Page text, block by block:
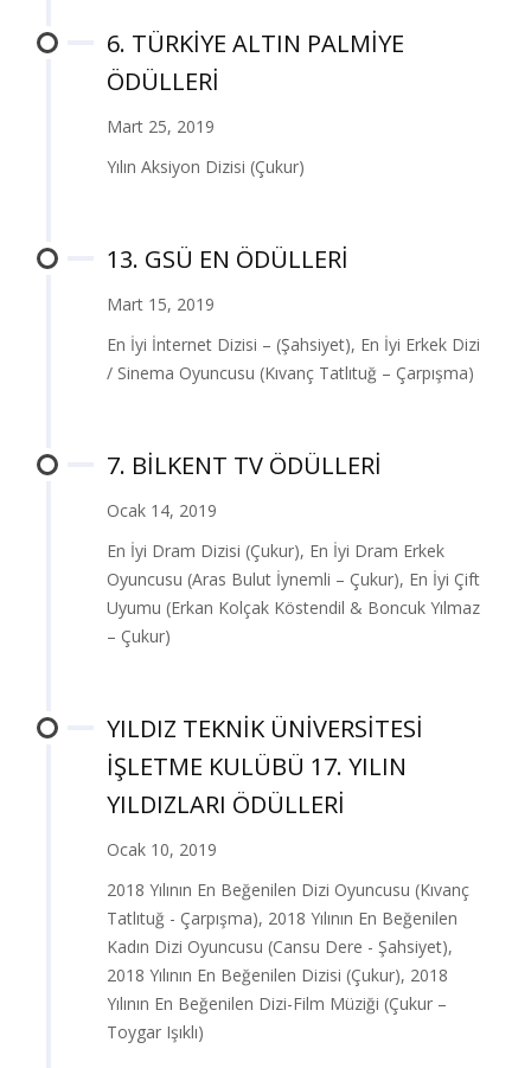
6. TÜRKİYE ALTIN PALMİYE
ÖDÜLLERİ
Mart 25, 2019
Yılın Aksiyon Dizisi (Çukur)
13. GSÜ EN ÖDÜLLERİ
Mart 15, 2019
En İyi İnternet Dizisi – (Şahsiyet), En İyi Erkek Dizi
/ Sinema Oyuncusu (Kıvanç Tatlıtuğ – Çarpışma)
7. BİLKENT TV ÖDÜLLERİ
Ocak 14, 2019
En İyi Dram Dizisi (Çukur), En İyi Dram Erkek
Oyuncusu (Aras Bulut İynemli – Çukur), En İyi Çift
Uyumu (Erkan Kolçak Köstendil & Boncuk Yılmaz
– Çukur)
YILDIZ TEKNİK ÜNİVERSİTESİ
İŞLETME KULÜBÜ 17. YILIN
YILDIZLARI ÖDÜLLERİ
Ocak 10, 2019
2018 Yılının En Beğenilen Dizi Oyuncusu (Kıvanç
Tatlıtuğ - Çarpışma), 2018 Yılının En Beğenilen
Kadın Dizi Oyuncusu (Cansu Dere - Şahsiyet),
2018 Yılının En Beğenilen Dizisi (Çukur), 2018
Yılının En Beğenilen Dizi-Film Müziği (Çukur –
Toygar Işıklı)